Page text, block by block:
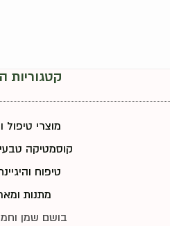
קטגוריות
מוצרי טיפול
קוסמטיקה
טיפוח
מתנות
בושם שמן